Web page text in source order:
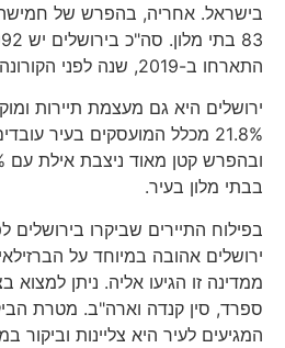
בישראל. אחריה, בהפרש של חמישה,
התארחו ב-2019, שנה לפני הקורונה, כ-3.6 מיליון תיירים.
ירושלים היא גם מעצמת תיירות
21.8% מכלל המועסקים בעיר
בבתי מלון בעיר.
בפילוח התיירים שביקרו בירושלים
ממדינה זו הגיעו אליה. ניתן למצוא
ספרד, סין קנדה וארה"ב. מטרת
המגיעים לעיר היא צליינות וביקור